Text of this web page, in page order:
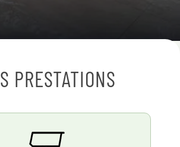
PRESTATIONS